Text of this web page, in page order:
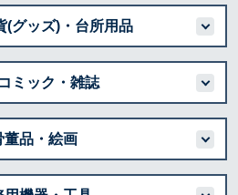
(グッズ)・台所用品
ミック・雑誌
董品・絵画